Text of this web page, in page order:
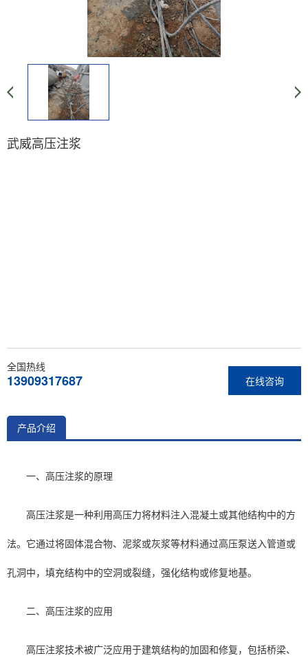
武威高压注浆
在线咨询
全国热线
13909317687
产品介绍
一、高压注浆的原理
高压注浆是一种利用高压力将材料注入混凝土或其他结构中的方
法。它通过将固体混合物、泥浆或灰浆等材料通过高压泵送入管道或
孔洞中，填充结构中的空洞或裂缝，强化结构或修复地基。
二、高压注浆的应用
高压注浆技术被广泛应用于建筑结构的加固和修复，包括桥梁、